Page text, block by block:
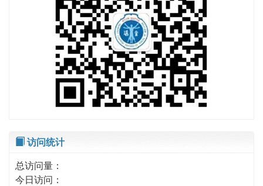
访问统计
总访问量：
今日访问：